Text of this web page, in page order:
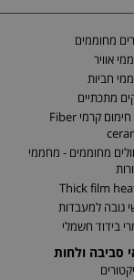
מחוממים
אוויר
חביות
מתכתיים
גוף חימום קרמי Fiber
מחוממים - מחממי
Thick film
גובה למעבדות
בידוד חשמלי
סביבה ולחות